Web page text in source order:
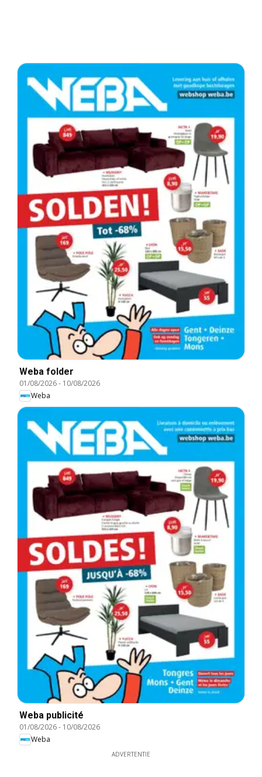
Weba folder
01/08/2026- 10/08/2026
Weba
Weba publicité
01/08/2026- 10/08/2026
Weba
ADVERTENTIE